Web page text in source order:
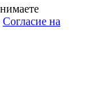
Согласие на